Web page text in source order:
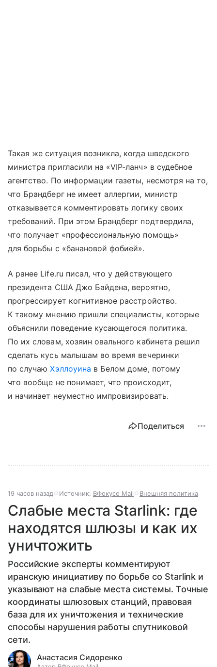
Такая же ситуация возникла, когда шведского
министра пригласили на «VIP-ланч» в судебное
агентство. По информации газеты, несмотря на то,
что Брандберг не имеет аллергии, министр
отказывается комментировать логику своих
требований. При этом Брандберг подтвердила,
что получает «профессиональную помощь»
для борьбы с «банановой фобией».
А ранее Life.ru писал, что у действующего
президента США Джо Байдена, вероятно,
прогрессирует когнитивное расстройство.
К такому мнению пришли специалисты, которые
объяснили поведение кусающегося политика.
По их словам, хозяин овального кабинета решил
сделать кусь малышам во время вечеринки
по случаюХэллоуина в Белом доме, потому
что вообще не понимает, что происходит,
и начинает неуместно импровизировать.
Поделиться
19 часов назад Источник: ВФокусе Mail Внешняя политика
Слабые места Starlink: где
находятся шлюзы и как их
уничтожить
Российские эксперты комментируют
иранскую инициативу по борьбе со Starlink и
указывают на слабые места системы. Точные
координаты шлюзовых станций, правовая
база для их уничтожения и технические
способы нарушения работы спутниковой
сети.
Анастасия Сидоренко